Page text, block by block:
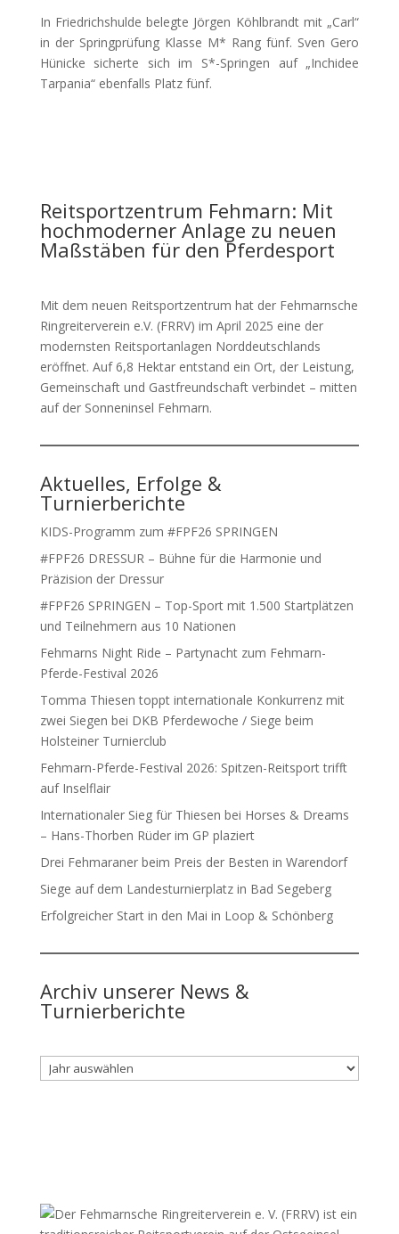
In Friedrichshulde belegte Jörgen Köhlbrandt mit „Carl“
in der Springprüfung Klasse M* Rang fünf. Sven Gero
Hünicke sicherte sich im S*-Springen auf „Inchidee
Tarpania“ ebenfalls Platz fünf.
Reitsportzentrum Fehmarn: Mit
hochmoderner Anlage zu neuen
Maßstäben für den Pferdesport
Mit dem neuen Reitsportzentrum hat der Fehmarnsche
Ringreiterverein e.V. (FRRV) im April 2025 eine der
modernsten Reitsportanlagen Norddeutschlands
eröffnet. Auf 6,8 Hektar entstand ein Ort, der Leistung,
Gemeinschaft und Gastfreundschaft verbindet – mitten
auf der Sonneninsel Fehmarn.
Aktuelles, Erfolge &
Turnierberichte
KIDS-Programm zum #FPF26 SPRINGEN
#FPF26 DRESSUR – Bühne für die Harmonie und
Präzision der Dressur
#FPF26 SPRINGEN – Top-Sport mit 1.500 Startplätzen
und Teilnehmern aus 10 Nationen
Fehmarns Night Ride – Partynacht zum Fehmarn-
Pferde-Festival 2026
Tomma Thiesen toppt internationale Konkurrenz mit
zwei Siegen bei DKB Pferdewoche / Siege beim
Holsteiner Turnierclub
Fehmarn-Pferde-Festival 2026: Spitzen-Reitsport trifft
auf Inselflair
Internationaler Sieg für Thiesen bei Horses & Dreams
– Hans-Thorben Rüder im GP plaziert
Drei Fehmaraner beim Preis der Besten in Warendorf
Siege auf dem Landesturnierplatz in Bad Segeberg
Erfolgreicher Start in den Mai in Loop & Schönberg
Archiv unserer News &
Turnierberichte
Archiv